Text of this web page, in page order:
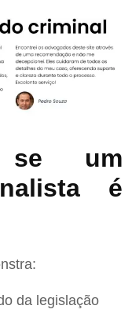
se um
é
da legislação